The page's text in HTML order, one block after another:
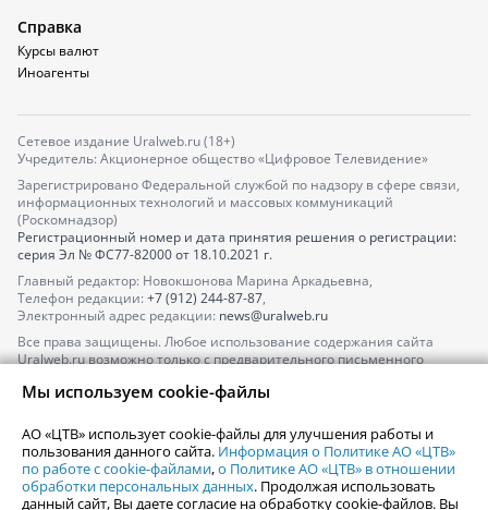
Справка
Курсы валют
Иноагенты
Сетевое издание Uralweb.ru (18+)
Учредитель: Акционерное общество «Цифровое Телевидение»
Зарегистрировано Федеральной службой по надзору в сфере связи,
информационных технологий и массовых коммуникаций
(Роскомнадзор)
Регистрационный номер и дата принятия решения о регистрации:
серия Эл № ФС77-82000от 18.10.2021 г.
Главный редактор: Новокшонова Марина Аркадьевна,
Телефон редакции: +7 (912) 244-87-87,
Электронный адрес редакции: news@uralweb.ru
Все права защищены. Любое использование содержания сайта
Uralweb.ru возможно только с предварительного письменного
По вопросам размещения рекламы обращайтесь по тел.
По вопросам размещения информации в разделе «Афиша»
afisha@uralweb.ru
Пользовательское соглашение на использование сайта
Мы используем cookie-файлы
АО «ЦТВ» использует cookie-файлы для улучшения работы и
пользования данного сайта. Информация о Политике АО «ЦТВ»
по работе с cookie-файлами,о Политике АО «ЦТВ» в отношении
обработки персональных данных. Продолжая использовать
данный сайт, Вы даете согласие на обработку cookie-файлов. Вы